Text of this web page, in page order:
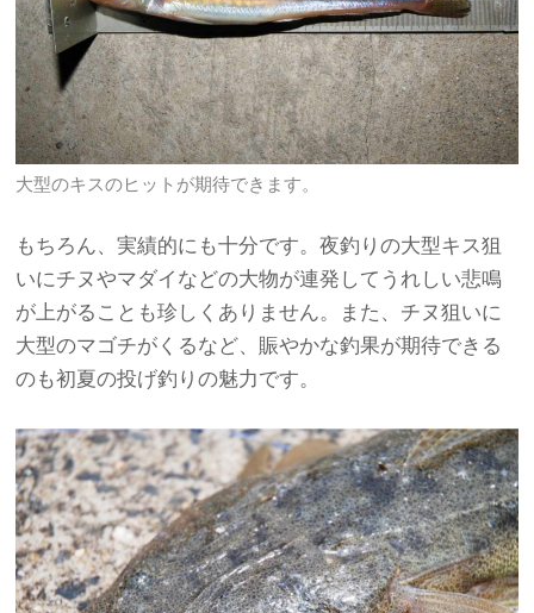
大型のキスのヒットが期待できます。
もちろん、実績的にも十分です。夜釣りの大型キス狙
いにチヌやマダイなどの大物が連発してうれしい悲鳴
が上がることも珍しくありません。また、チヌ狙いに
大型のマゴチがくるなど、賑やかな釣果が期待できる
のも初夏の投げ釣りの魅力です。